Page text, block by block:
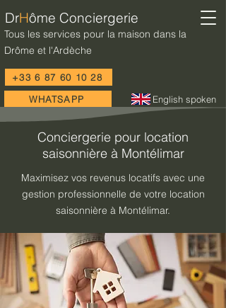
DrHôme Conciergerie
Tous les services pour la maison dans la
Drôme et l'Ardèche
English spoken
+33 6 87 60 10 28
WHATSAPP
Conciergerie pour location
saisonnière à Montélimar
Maximisez vos revenus locatifs avec une
gestion professionnelle de votre location
saisonnière à Montélimar.